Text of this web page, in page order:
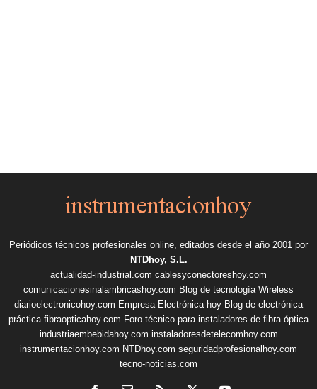
Periódicos técnicos profesionales online, editados desde el año 2001 por
NTDhoy, S.L.
actualidad-industrial.com cablesyconectoreshoy.com
comunicacionesinalambricashoy.com Blog de tecnología Wireless
diarioelectronicohoy.com Empresa Electrónica hoy Blog de electrónica
práctica fibraopticahoy.com Foro técnico para instaladores de fibra óptica
industriaembebidahoy.com instaladoresdetelecomhoy.com
instrumentacionhoy.com NTDhoy.com seguridadprofesionalhoy.com
tecno-noticias.com